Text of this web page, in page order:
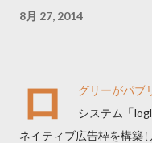
8月 27, 2014
ロ
グリーがパブ
システム「
ネイティブ広告枠を構築